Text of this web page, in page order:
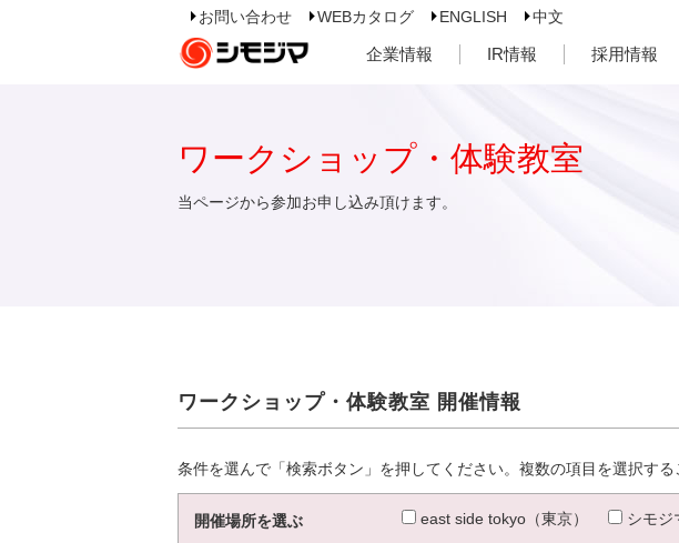
お問い合わせ WEBカタログ ENGLISH 中文
企業情報 IR情報 採用情報
ワークショップ・体験教室
当ページから参加お申し込み頂けます。
ワークショップ・体験教室 開催情報
条件を選んで「検索ボタン」を押してください。複数の項目を選択する
開催場所を選ぶ east side tokyo（東京） シモジ